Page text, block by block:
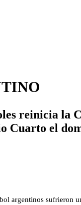
reinicia la
el
argentinos sufrieron